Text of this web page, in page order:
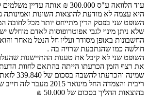
עוד הלוואה ע"ס 300.000 ₪ אותה
היא עצמה לא מודעת להוצאות השונות ואמינותה
השופט שני בפסק הדין מתייחס יותר מכל לחובה
שלא ניתן מינוי לגבי אפוטרופוסות לאדם מוחלש
החשבונות באופן מסודר ועליו חל הנטל מאחר
חולשה כמו שהנתבעת שרויה בה .
השופט שני לא קיבל את טענות ההתיישנות
את רצף הזמן הכרעתו הייתה בהתאם לחוות
שמינה
ריבית והצמדה החל מינואר
בהוצאות ההליך בסכום של 50.000 ₪